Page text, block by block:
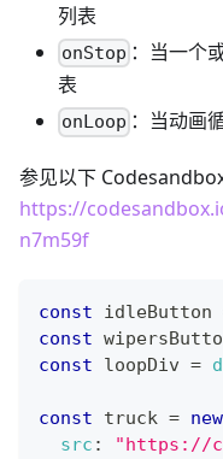
列表
onStop ：当一个
表
onLoop ：当动画
参见以下
https://
n7m59f
const idleButton
const
const loopDiv =
const truck = new
src :
"https://